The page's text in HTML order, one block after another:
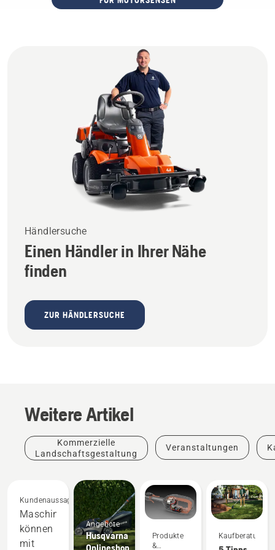
Händlersuche
Einen Händler in Ihrer Nähe
finden
ZUR HÄNDLERSUCHE
Weitere Artikel
Kommerzielle
Landschaftsgestaltung
Veranstaltungen
Kundenaussagen
Maschinen
können
mit
Angebote
Husqvarna
Onlineshop
Produkte
&
Kaufberatung